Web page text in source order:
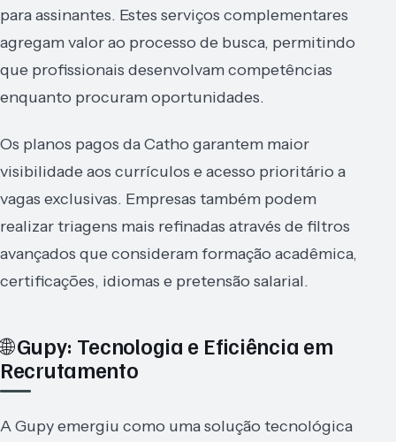
para assinantes. Estes serviços complementares
agregam valor ao processo de busca, permitindo
que profissionais desenvolvam competências
enquanto procuram oportunidades.
Os planos pagos da Catho garantem maior
visibilidade aos currículos e acesso prioritário a
vagas exclusivas. Empresas também podem
realizar triagens mais refinadas através de filtros
avançados que consideram formação acadêmica,
certificações, idiomas e pretensão salarial.
🌐 Gupy: Tecnologia e Eficiência em
Recrutamento
A Gupy emergiu como uma solução tecnológica